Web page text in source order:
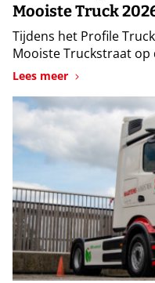
Mooiste Truck
Tijdens het Profile
Mooiste Truckstraat op
Lees meer